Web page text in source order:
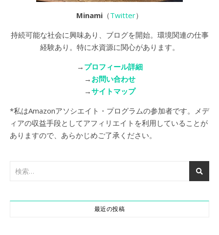
Minami （Twitter）
持続可能な社会に興味あり、ブログを開始。環境関連の仕事
経験あり。特に水資源に関心があります。
→ プロフィール詳細
→ お問い合わせ
→サイトマップ
*私はAmazonアソシエイト・プログラムの参加者です。メデ
ィアの収益手段としてアフィリエイトを利用していることが
ありますので、あらかじめご了承ください。
最近の投稿